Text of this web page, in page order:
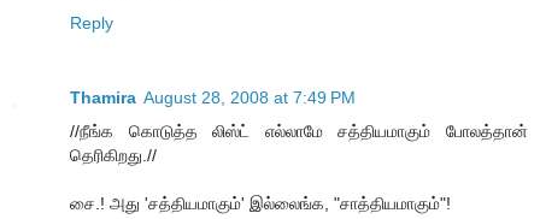
Reply
Thamira August 28, 2008 at 7:49 PM
//நீங்க கொடுத்த லிஸ்ட் எல்லாமே சத்தியமாகும் போலத்தான்
தெரிகிறது.//
சை.! அது 'சத்தியமாகும்' இல்லைங்க, "சாத்தியமாகும்"!